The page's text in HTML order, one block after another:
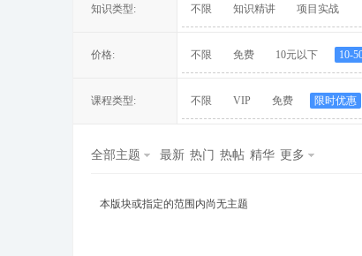
知识类型: 不限 知识精讲 项目实战
价格: 不限 免费 10元以下 10-
课程类型: 不限 VIP 免费 限时优惠
全部主题 最新 热门 热帖 精华 更多
本版块或指定的范围内尚无主题